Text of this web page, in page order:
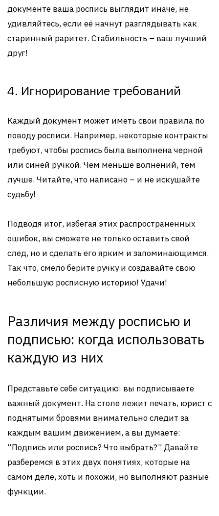
документе ваша роспись выглядит иначе, не
удивляйтесь, если её начнут разглядывать как
старинный раритет. Стабильность – ваш лучший
друг!
4. Игнорирование требований
Каждый документ может иметь свои правила по
поводу росписи. Например, некоторые контракты
требуют, чтобы роспись была выполнена черной
или синей ручкой. Чем меньше волнений, тем
лучше. Читайте, что написано – и не искушайте
судьбу!
Подводя итог, избегая этих распространенных
ошибок, вы сможете не только оставить свой
след, но и сделать его ярким и запоминающимся.
Так что, смело берите ручку и создавайте свою
небольшую росписную историю! Удачи!
Различия между росписью и
подписью: когда использовать
каждую из них
Представьте себе ситуацию: вы подписываете
важный документ. На столе лежит печать, юрист с
поднятыми бровями внимательно следит за
каждым вашим движением, а вы думаете:
“Подпись или роспись? Что выбрать?” Давайте
разберемся в этих двух понятиях, которые на
самом деле, хоть и похожи, но выполняют разные
функции.